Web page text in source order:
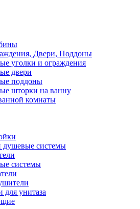
Двери, Поддоны
уголки и ограждения
двери
поддоны
шторки на ванну
комнаты
душевые системы
системы
для унитаза